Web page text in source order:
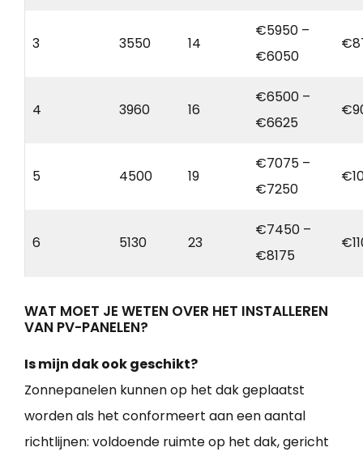
3 3550 14
€5950 –
€6050
4 3960 16
€6500 –
€6625
5 4500 19
€7075 –
€7250
6 5130 23
€7450 –
€8175
WAT MOET JE WETEN OVER HET INSTALLEREN
VAN PV-PANELEN?
Is mijn dak ook geschikt?
Zonnepanelen kunnen op het dak geplaatst
worden als het conformeert aan een aantal
richtlijnen: voldoende ruimte op het dak, gericht